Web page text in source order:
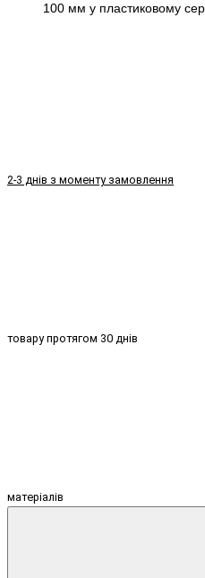
100 мм у пластиковому
2-3 днів з моменту замовлення
товару протягом 30 днів
матеріалів